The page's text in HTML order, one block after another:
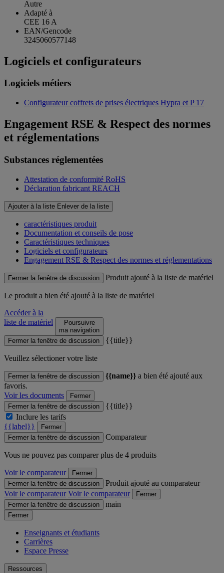
Autre
Adapté à
CEE 16 A
EAN/Gencode
3245060577148
Logiciels et configurateurs
Logiciels métiers
Configurateur coffrets de prises électriques Hypra et P 17
Engagement RSE & Respect des normes
et réglementations
Substances réglementées
Attestation de conformité RoHS
Déclaration fabricant REACH
Ajouter à la liste Enlever de la liste
caractéristiques produit
Documentation et conseils de pose
Caractéristiques techniques
Logiciels et configurateurs
Engagement RSE & Respect des normes et réglementations
Fermer la fenêtre de discussion Produit ajouté à la liste de matériel
Le produit a bien été ajouté à la liste de matériel
Accéder à la
liste de matériel
Poursuivre
ma navigation
Fermer la fenêtre de discussion
{{title}}
Veuillez sélectioner votre liste
Fermer la fenêtre de discussion {{name}} a bien été ajouté aux
favoris.
Voir les documents
Fermer
Fermer la fenêtre de discussion
{{title}}
Inclure les tarifs
{{label}}
Fermer
Fermer la fenêtre de discussion
Comparateur
Vous ne pouvez pas comparer plus de 4 produits
Voir le comparateur
Fermer
Fermer la fenêtre de discussion
Produit ajouté au comparateur
Voir le comparateur Voir le comparateur
Fermer
Fermer la fenêtre de discussion
main
Fermer
Enseignants et étudiants
Carrières
Espace Presse
Ressources